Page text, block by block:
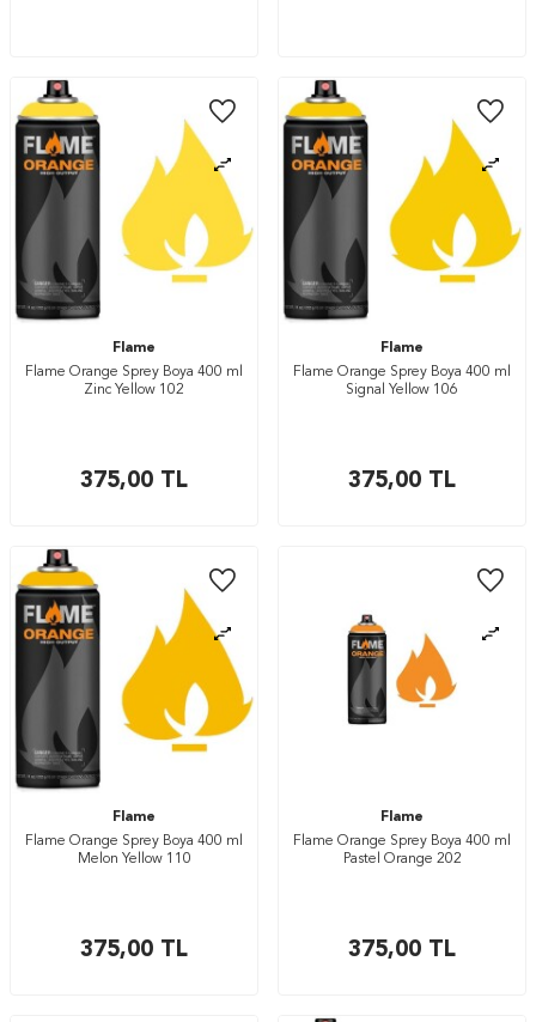
Flame
Flame Orange Sprey Boya 400 ml
Zinc Yellow 102
375,00 TL
Flame
Flame Orange Sprey Boya 400 ml
Signal Yellow 106
375,00 TL
Flame
Flame Orange Sprey Boya 400 ml
Melon Yellow 110
375,00 TL
Flame
Flame Orange Sprey Boya 400 ml
Pastel Orange 202
375,00 TL